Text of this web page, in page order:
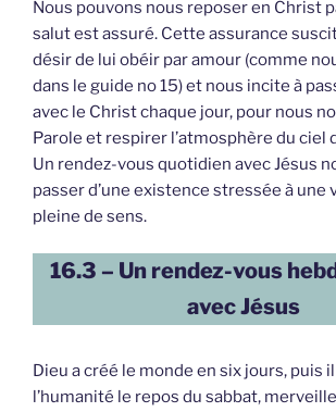
Nous pouvons nous reposer en Christ
salut est assuré. Cette assurance
désir de lui obéir par amour (comme
dans le guide no 15) et nous incite à
avec le Christ chaque jour, pour nous
Parole et respirer l’atmosphère du ciel
Un rendez-vous quotidien avec Jésus
passer d’une existence stressée à une
pleine de sens.
16.3 – Un rendez-vous
avec Jésus
Dieu a créé le monde en six jours, puis
l’humanité le repos du sabbat,